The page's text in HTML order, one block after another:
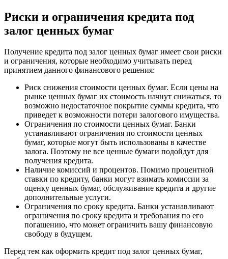
Риски и ограничения кредита под
залог ценных бумаг
Получение кредита под залог ценных бумаг имеет свои риски
и ограничения, которые необходимо учитывать перед
принятием данного финансового решения:
Риск снижения стоимости ценных бумаг. Если цены на
рынке ценных бумаг их стоимость начнут снижаться, то
возможно недостаточное покрытие суммы кредита, что
приведет к возможности потери залогового имущества.
Ограничения по стоимости ценных бумаг. Банки
устанавливают ограничения по стоимости ценных
бумаг, которые могут быть использованы в качестве
залога. Поэтому не все ценные бумаги подойдут для
получения кредита.
Наличие комиссий и процентов. Помимо процентной
ставки по кредиту, банки могут взимать комиссии за
оценку ценных бумаг, обслуживание кредита и другие
дополнительные услуги.
Ограничения по сроку кредита. Банки устанавливают
ограничения по сроку кредита и требования по его
погашению, что может ограничить вашу финансовую
свободу в будущем.
Перед тем как оформить кредит под залог ценных бумаг,